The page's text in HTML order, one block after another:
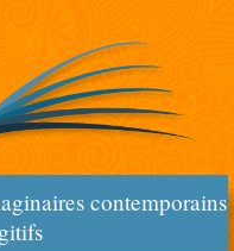
contemporains